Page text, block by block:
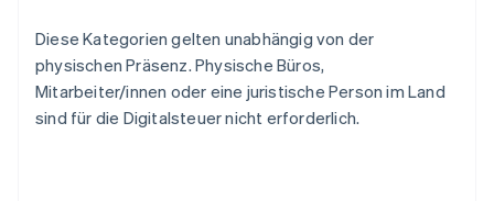
Diese Kategorien gelten unabhängig von der
physischen Präsenz. Physische Büros,
Mitarbeiter/innen oder eine juristische Person im Land
sind für die Digitalsteuer nicht erforderlich.